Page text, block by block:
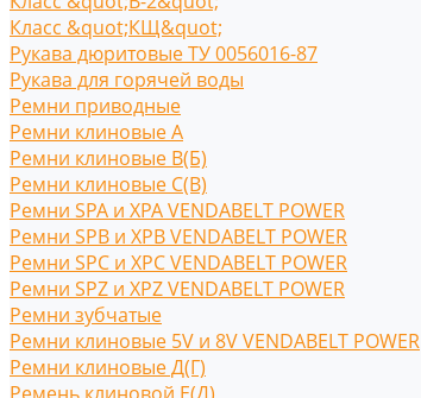
Класс &quot;КЩ&quot;
Рукава дюритовые ТУ 0056016-87
Рукава для горячей воды
Ремни приводные
Ремни клиновые A
Ремни клиновые В(Б)
Ремни клиновые С(B)
Ремни SPA и XPA VENDABELT POWER
Ремни SPB и XPB VENDABELT POWER
Ремни SPC и XPC VENDABELT POWER
Ремни SPZ и XPZ VENDABELT POWER
Ремни зубчатые
Ремни клиновые 5V и 8V VENDABELT POWER
Ремни клиновые Д(Г)